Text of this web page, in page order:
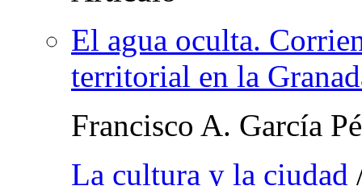
El agua oculta.
territorial en la
Francisco A. García
La cultura y la ciudad